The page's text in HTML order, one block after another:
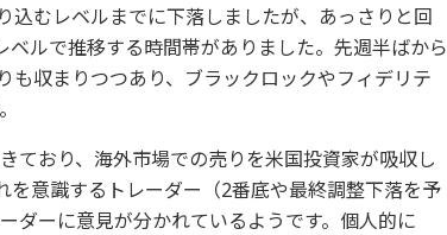
むレベルまでに下落しましたが、あっさりと回
ルで推移する時間帯がありました。先週半ばから
も収まりつつあり、ブラックロックやフィデリテ
ており、海外市場での売りを米国投資家が吸収し
意識するトレーダー（2番底や最終調整下落を予
ダーに意見が分かれているようです。個人的に